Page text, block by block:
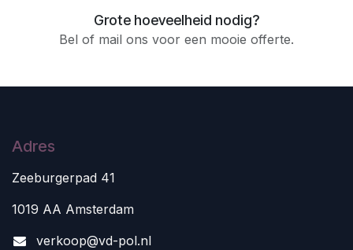
Grote hoeveelheid nodig?
Bel of mail ons voor een mooie offerte.
Adres
Zeeburgerpad 41
1019 AA Amsterdam
verkoop@vd-pol.nl